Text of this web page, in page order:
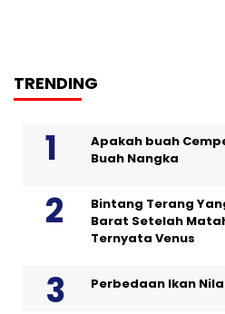
TRENDING
Apakah buah
Buah Nangka
Bintang Terang
Barat Setelah
Ternyata Venus
Perbedaan Ikan